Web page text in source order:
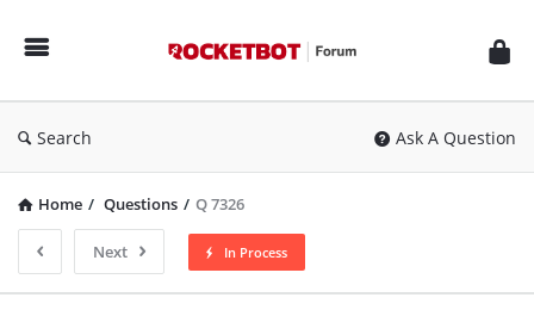
Forum
Search Ask A Question
Home / Questions / Q 7326
Next In Process